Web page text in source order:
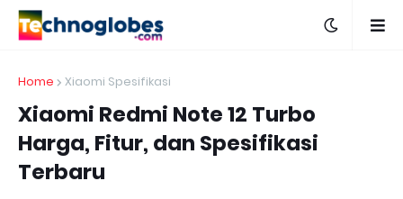
Home Xiaomi Spesifikasi
​Xiaomi Redmi Note 12 Turbo
Harga, Fitur, dan Spesifikasi
Terbaru